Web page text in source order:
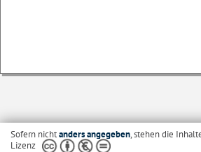
Sofern nichtanders angegeben, stehen die
Lizenz